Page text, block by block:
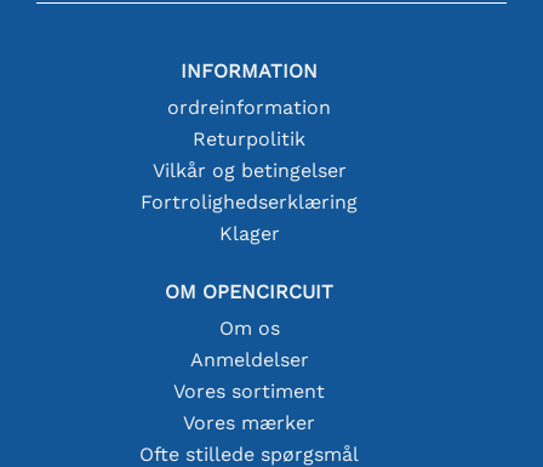
INFORMATION
ordreinformation
Returpolitik
Vilkår og betingelser
Fortrolighedserklæring
Klager
OM OPENCIRCUIT
Om os
Anmeldelser
Vores sortiment
Vores mærker
Ofte stillede spørgsmål